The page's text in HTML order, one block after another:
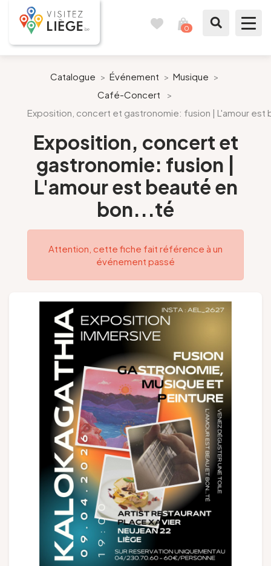
0
Préparer mon séjour
Nos suggestions
Pays de Liège
Agenda
Suivez-nous
NL DE
Catalogue > Événement > Musique >
Café-Concert
>
Exposition, concert et gastronomie: fusion | L'amour
Exposition, concert et
gastronomie: fusion |
L'amour est beauté en
bon...té
Attention, cette fiche fait référence à un
événement passé